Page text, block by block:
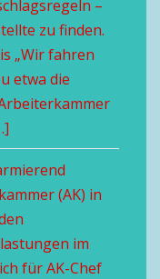
–
zu finden.
„Wir fahren
etwa die
(AK) in
im
für AK-Chef